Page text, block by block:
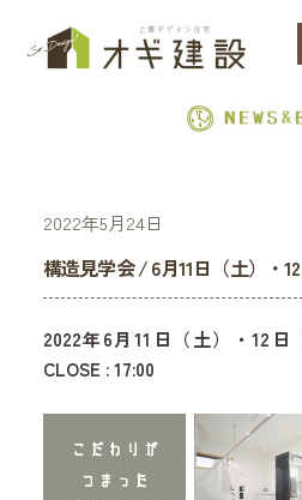
EVENT &
2022年5月24日
構造見学会 / 6月11日（土）・
2022年6月11日（土）・12日
CLOSE : 17:00